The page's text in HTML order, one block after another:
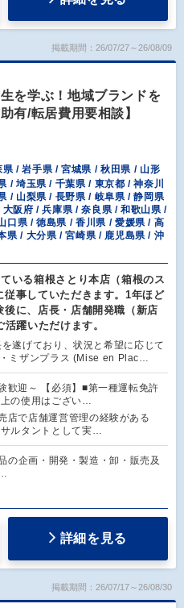
掲載期間：26/07/27～26/08/09
を学ぶ！地域ブランドを
有/転居費用要相談】
県 / 岩手県 / 宮城県 / 秋田県 / 山形
/ 埼玉県 / 千葉県 / 東京都 / 神奈川
/ 山梨県 / 長野県 / 岐阜県 / 静岡県
阪府 / 兵庫県 / 奈良県 / 和歌山県 /
口県 / 徳島県 / 香川県 / 愛媛県 / 高
県 / 大分県 / 宮崎県 / 鹿児島県 / 沖
いる箱根さとり本店（箱根のス
従事していただきます。1年ほど
後に、店長・店舗開発職（新店
躍いただけます。
遂げており、状況と希望に応じて
ミザンプラス (Mise en Plac…
歓迎～ 【必須】■第一種運転免許
の使用はござい…
店で店舗運営管理の経験がある
ルタントとして実…
の企画・開発・製造・卸・販売及
詳細を見る
掲載期間：26/07/17～26/08/30